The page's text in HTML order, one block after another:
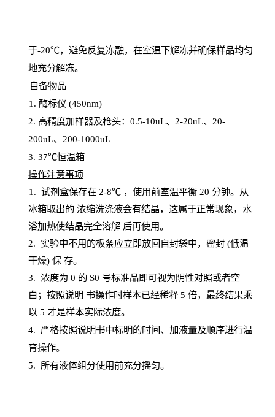
于-20℃，避免反复冻融，在室温下解冻并确保样品均匀
地充分解冻。
自备物品
1 . 酶标仪 (450nm)
2. 高精度加样器及枪头： 0.5-10uL、 2-20uL、 20-
200uL、 200-1000uL
3. 37℃恒温箱
操作注意事项
1. 试剂盒保存在 2-8℃ ，使用前室温平衡 20 分钟。从
冰箱取出的 浓缩洗涤液会有结晶，这属于正常现象，水
浴加热使结晶完全溶解 后再使用。
2. 实验中不用的板条应立即放回自封袋中，密封(低温
干燥) 保 存。
3. 浓度为 0 的 S0 号标准品即可视为阴性对照或者空
白；按照说明 书操作时样本已经稀释5 倍，最终结果乘
以 5 才是样本实际浓度。
4. 严格按照说明书中标明的时间、加液量及顺序进行温
育操作。
5. 所有液体组分使用前充分摇匀。